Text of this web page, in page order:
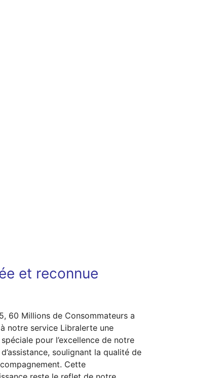
et reconnue
60 Millions de Consommateurs a
notre service Libralerte une
pour l’excellence de notre
soulignant la qualité de
Cette